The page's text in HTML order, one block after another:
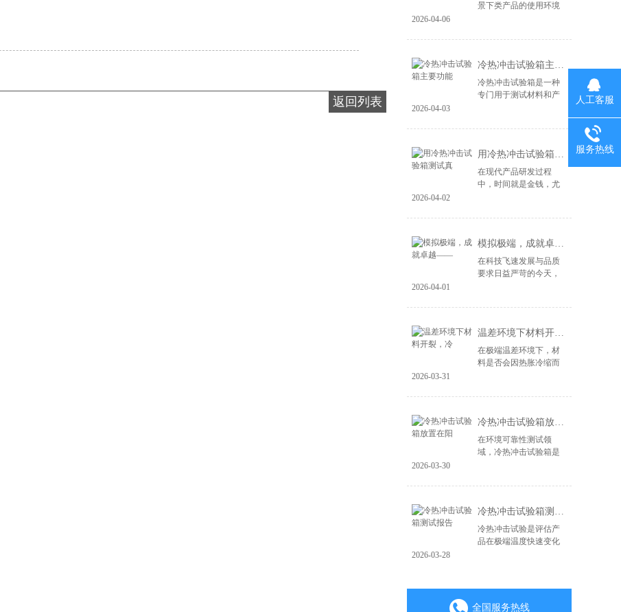
返回列表
景下类产品的使用环境
航空航天设备等，对材
了更高的要求。...
2026-04-06
冷热冲击试验箱主要功能
冷热冲击试验箱是一种
专门用于测试材料和产
包括： 温度变化模拟：
速将样品暴露于高...
2026-04-03
用冷热冲击试验箱测试真
在现代产品研发过程
中，时间就是金钱，尤
的产品成为企业成功的
作为一种重要的测试...
2026-04-02
模拟极端，成就卓越——
在科技飞速发展与品质
要求日益严苛的今天，
造，更在于其能否经受
环境的严峻考验。...
2026-04-01
温差环境下材料开裂，冷
在极端温差环境下，材
料是否会因热胀冷缩而
无论是电子产品、汽车
材料，微小的裂纹...
2026-03-31
冷热冲击试验箱放置在阳
在环境可靠性测试领
域，冷热冲击试验箱是
测试结果的准确性直接
成败。一个常被忽视...
2026-03-30
冷热冲击试验箱测试报告
冷热冲击试验是评估产
品在极端温度快速变化
要凭证。一份具备权威
性、可追溯性的专...
2026-03-28
全国服务热线
人工客服
服务热线